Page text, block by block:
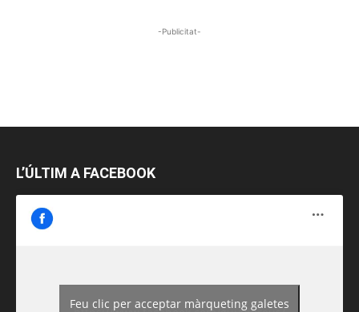
-Publicitat-
L’ÚLTIM A FACEBOOK
Feu clic per acceptar màrqueting galetes